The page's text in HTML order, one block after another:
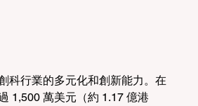
科行業的多元化和創新能力。在
1,500 萬美元（約 1.17 億港